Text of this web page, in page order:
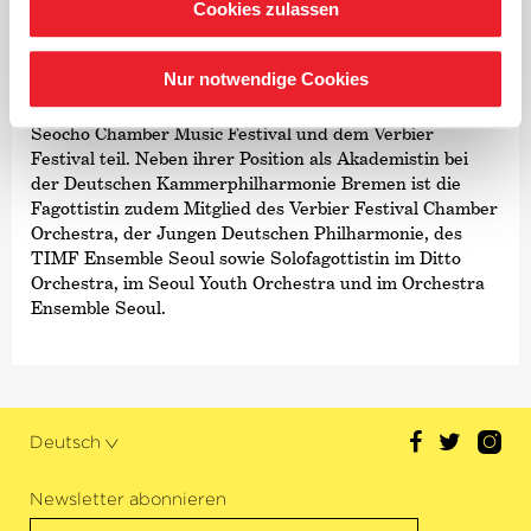
Cookies zulassen
Nur notwendige Cookies
Philharmonic Orchestra, dem Gangnam Symphony
Orchestra, dem Gwangju Symphony Orchestra, dem
Hwaum Chamber Orchestra sowie beim Korean
Chamber Orchestra mit und nahm an Festivals wie dem
Jeonju International Chamber Music Festival, dem
Seocho Chamber Music Festival und dem Verbier
Festival teil. Neben ihrer Position als Akademistin bei
der Deutschen Kammer­philharmonie Bremen ist die
Fagottistin zudem Mitglied des Verbier Festival Chamber
Orchestra, der Jungen Deutschen Philharmonie, des
TIMF Ensemble Seoul sowie Solofagottistin im Ditto
Orchestra, im Seoul Youth Orchestra und im Orchestra
Ensemble Seoul.
Deutsch
Newsletter abonnieren